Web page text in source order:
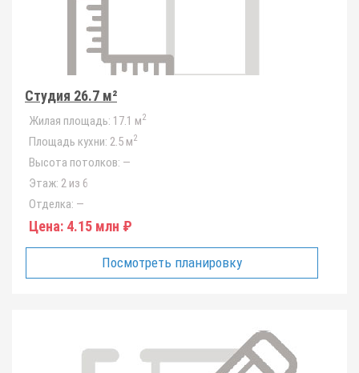
Студия 26.7 м²
Жилая площадь: 17.1 м2
Площадь кухни: 2.5 м2
Высота потолков: —
Этаж: 2 из 6
Отделка: —
Цена: 4.15 млн ₽
Посмотреть планировку